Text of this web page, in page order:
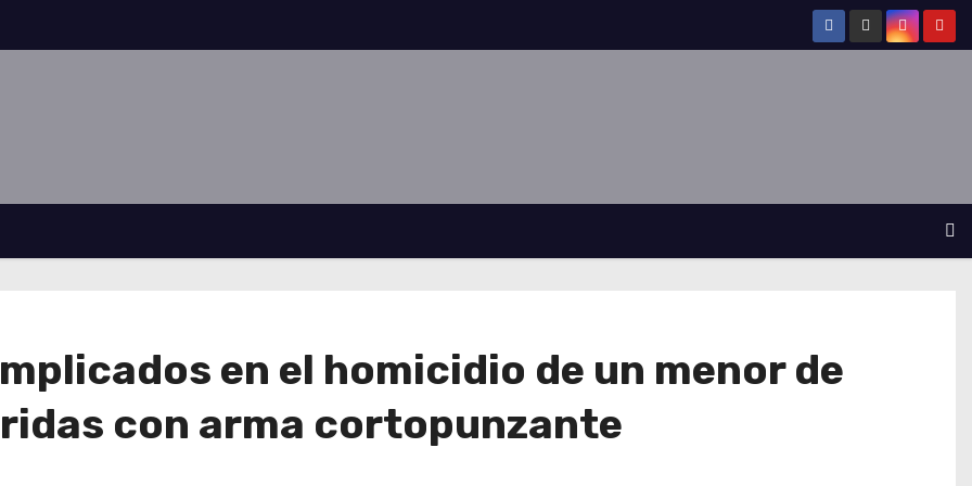
en el homicidio de un menor de
con arma cortopunzante